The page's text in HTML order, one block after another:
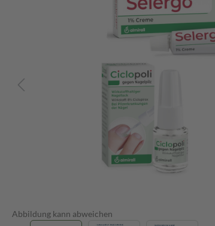
Abbildung kann abweichen